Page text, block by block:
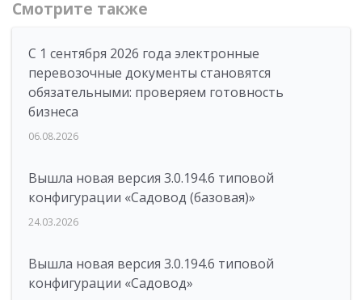
Смотрите также
С 1 сентября 2026 года электронные
перевозочные документы становятся
обязательными: проверяем готовность
бизнеса
06.08.2026
Вышла новая версия 3.0.194.6 типовой
конфигурации «Садовод (базовая)»
24.03.2026
Вышла новая версия 3.0.194.6 типовой
конфигурации «Садовод»